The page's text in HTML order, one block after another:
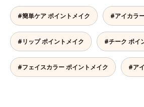
チークでありながらうるおいをもた
らし、肌とのフィット感がUP。ひ
と塗りでパッと晴れやかな表情に格
上げするカラーが長持ちします。
#簡単ケア ポイントメイク #アイカラ
#リップ ポイントメイク #チーク ポイ
#フェイスカラー ポイントメイク #ア